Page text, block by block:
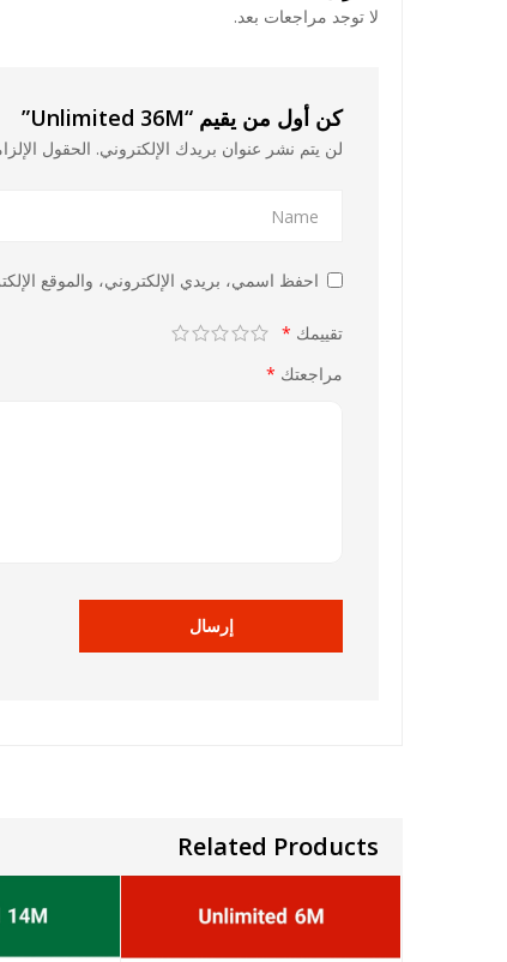
لا توجد مراجعات بعد.
كن أول من يقيم “Unlimited 36M”
لن يتم نشر عنوان بريدك الإلكتروني. الحقول
احفظ اسمي، بريدي الإلكتروني، والموقع
تقييمك *
مراجعتك *
Related Products